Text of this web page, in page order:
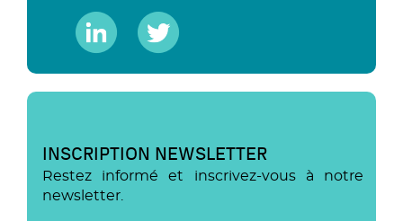
INSCRIPTION NEWSLETTER
Restez informé et inscrivez-vous à notre
newsletter.